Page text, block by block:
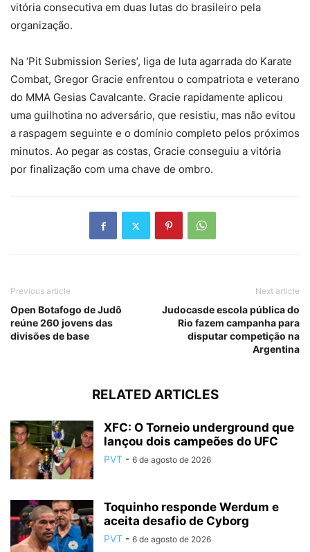
vitória consecutiva em duas lutas do brasileiro pela
organização.
Na ‘Pit Submission Series’, liga de luta agarrada do Karate
Combat, Gregor Gracie enfrentou o compatriota e veterano
do MMA Gesias Cavalcante. Gracie rapidamente aplicou
uma guilhotina no adversário, que resistiu, mas não evitou
a raspagem seguinte e o domínio completo pelos próximos
minutos. Ao pegar as costas, Gracie conseguiu a vitória
por finalização com uma chave de ombro.
Previous article
Open Botafogo de Judô
reúne 260 jovens das
divisões de base
Next article
Judocasde escola pública do
Rio fazem campanha para
disputar competição na
Argentina
RELATED ARTICLES
XFC: O Torneio underground que
lançou dois campeões do UFC
PVT - 6 de agosto de 2026
Toquinho responde Werdum e
aceita desafio de Cyborg
PVT - 6 de agosto de 2026